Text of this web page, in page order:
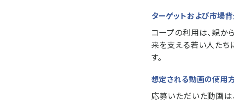
ターゲットおよび市場
コープの利用は、親か
来を支える若い人たち
す。
想定される動画の使用
応募いただいた動画